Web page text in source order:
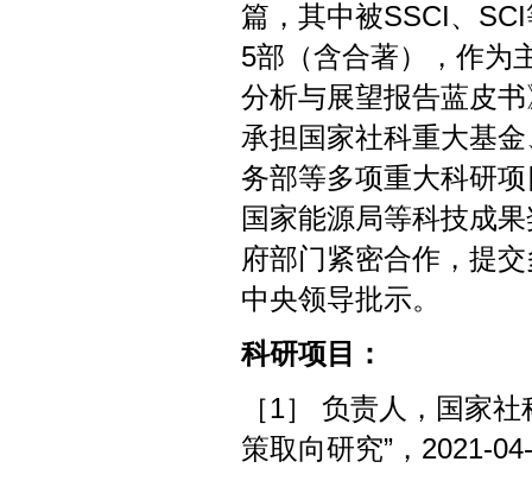
篇，其中被SSCI、
5部（含合著），作为
分析与展望报告蓝皮
承担国家社科重大基
务部等多项重大科研
国家能源局等科技成
府部门紧密合作，提
中央领导批示。
科研项目：
［1］ 负责人，国家
策取向研究”，2021-